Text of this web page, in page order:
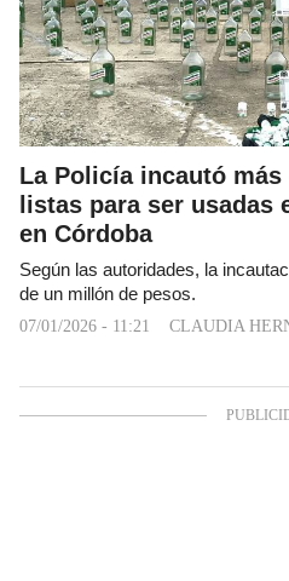
La Policía incautó más
listas para ser usadas
en Córdoba
Según las autoridades, la
de un millón de pesos.
07/01/2026 - 11:21 CLAUDIA